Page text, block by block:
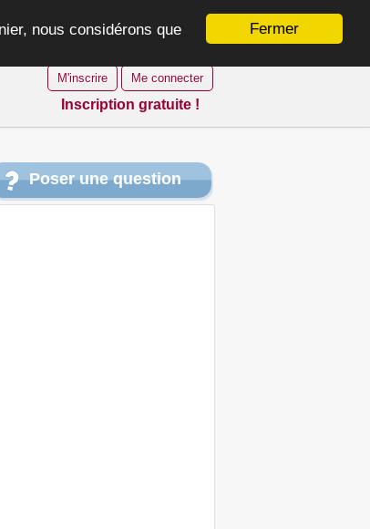
Fermer
nous considérons que
M'inscrire Me connecter
Inscription gratuite !
Poser une question